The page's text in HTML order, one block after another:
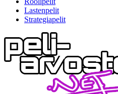
Lastenpelit
Strategiapelit